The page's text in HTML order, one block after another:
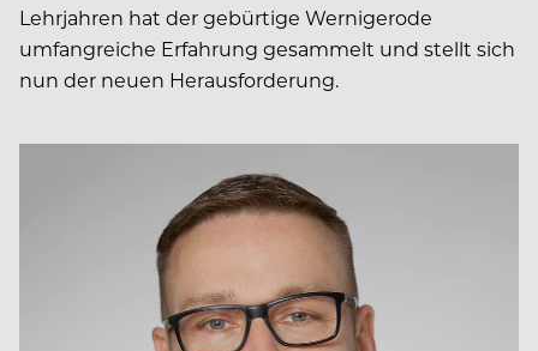
Lehrjahren hat der gebürtige Wernigerode
umfangreiche Erfahrung gesammelt und stellt sich
nun der neuen Herausforderung.